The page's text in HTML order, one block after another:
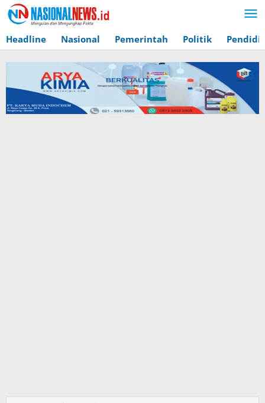
Lewati
ke
konten
Headline Nasional Pemerintah Politik